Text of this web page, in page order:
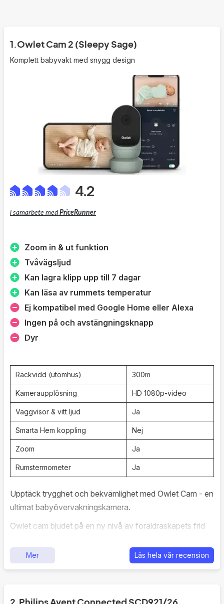
1.Owlet Cam 2 (Sleepy Sage)
Komplett babyvakt med snygg design
4.2
i samarbete med PriceRunner
Zoom in & ut funktion
Tvåvägsljud
Kan lagra klipp upp till 7 dagar
Kan läsa av rummets temperatur
Ej kompatibel med Google Home eller Alexa
Ingen på och avstängningsknapp
Dyr
Räckvidd (utomhus) 300m
Kameraupplösning HD 1080p-video
Vaggvisor & vitt ljud Ja
Smarta Hem koppling Nej
Zoom Ja
Rumstermometer Ja
Upptäck trygghet och bekvämlighet med Owlet Cam - en
ultimat babyövervakningskamera.
Owlet cam bjudet på en ny nivå av föräldraskapets frid
fullständig kontroll och övervakning av ditt barns
välbefinnande, vilket ger dig lugn och trygghet dygnet
Owlet Cam erbjuder en bra HD-video som låter dig se ditt
Mer Läs hela vår recension
2.